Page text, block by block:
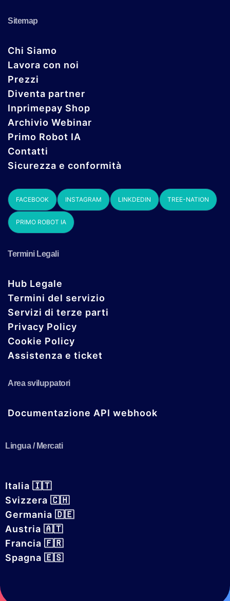
Sitemap
Chi Siamo
Lavora con noi
Prezzi
Diventa partner
Inprimepay Shop
Archivio Webinar
Primo Robot IA
Contatti
Sicurezza e conformità
FACEBOOK INSTAGRAM LINKDEDIN TREE-NATION
PRIMO ROBOT IA
Termini Legali
Hub Legale
Termini del servizio
Servizi di terze parti
Privacy Policy
Cookie Policy
Assistenza e ticket
Area sviluppatori
Documentazione API webhook
Lingua / Mercati
Italia 🇮🇹
Svizzera 🇨🇭
Germania 🇩🇪
Austria 🇦🇹
Francia 🇫🇷
Spagna 🇪🇸